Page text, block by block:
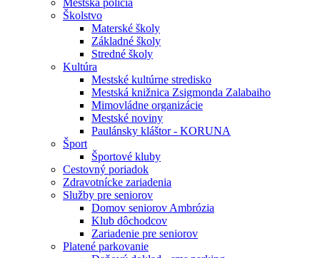
Mestská polícia
Školstvo
Materské školy
Základné školy
Stredné školy
Kultúra
Mestské kultúrne stredisko
Mestská knižnica Zsigmonda Zalabaiho
Mimovládne organizácie
Mestské noviny
Paulánsky kláštor - KORUNA
Šport
Športové kluby
Cestovný poriadok
Zdravotnícke zariadenia
Služby pre seniorov
Domov seniorov Ambrózia
Klub dôchodcov
Zariadenie pre seniorov
Platené parkovanie